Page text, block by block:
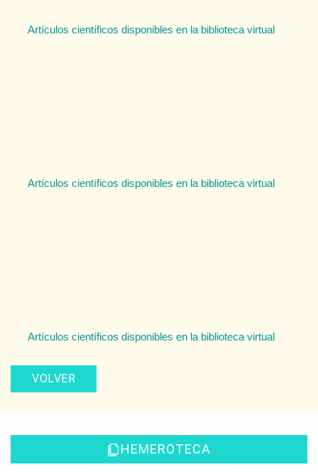
Artículos científicos disponibles en la biblioteca virtual
Artículos científicos disponibles en la biblioteca virtual
Artículos científicos disponibles en la biblioteca virtual
VOLVER
HEMEROTECA